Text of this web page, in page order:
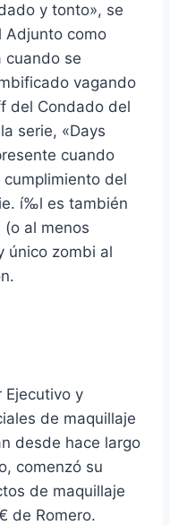
y tonto», se
Adjunto como
cuando se
vagando
del Condado del
serie, «Days
cuando
del
í‰l es también
al menos
único zombi al
Ejecutivo y
de maquillaje
desde hace largo
comenzó su
de maquillaje
de Romero.